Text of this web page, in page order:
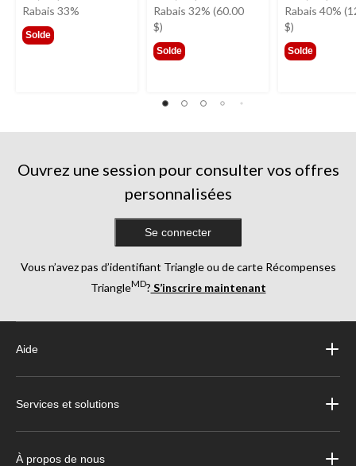
était
Rabais 33%
Solde
était
Rabais 32% (60.00
$)
Solde
était
Rabais 40%
$)
Solde
Ouvrez une session pour consulter vos offres
personnalisées
Se connecter
Vous n’avez pas d’identifiant Triangle ou de carte Récompenses
TriangleMD? S’inscrire maintenant
Aide
Services et solutions
À propos de nous